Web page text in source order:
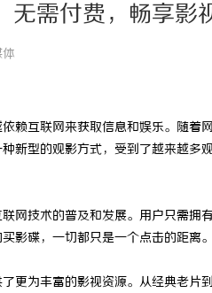
无需付费，畅享影
赖互联网来获取信息和娱乐。随
新型的观影方式，受到了越来越
网技术的普及和发展。用户只需
影碟，一切都只是一个点击的距离
更为丰富的影视资源。从经典老